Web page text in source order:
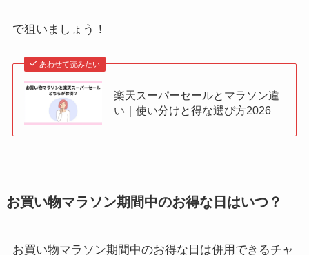
で狙いましょう！
あわせて読みたい
楽天スーパーセールとマラソン違
い｜使い分けと得な選び方2026
お買い物マラソン期間中のお得な日はいつ？
お買い物マラソン期間中のお得な日は併用できるチャ